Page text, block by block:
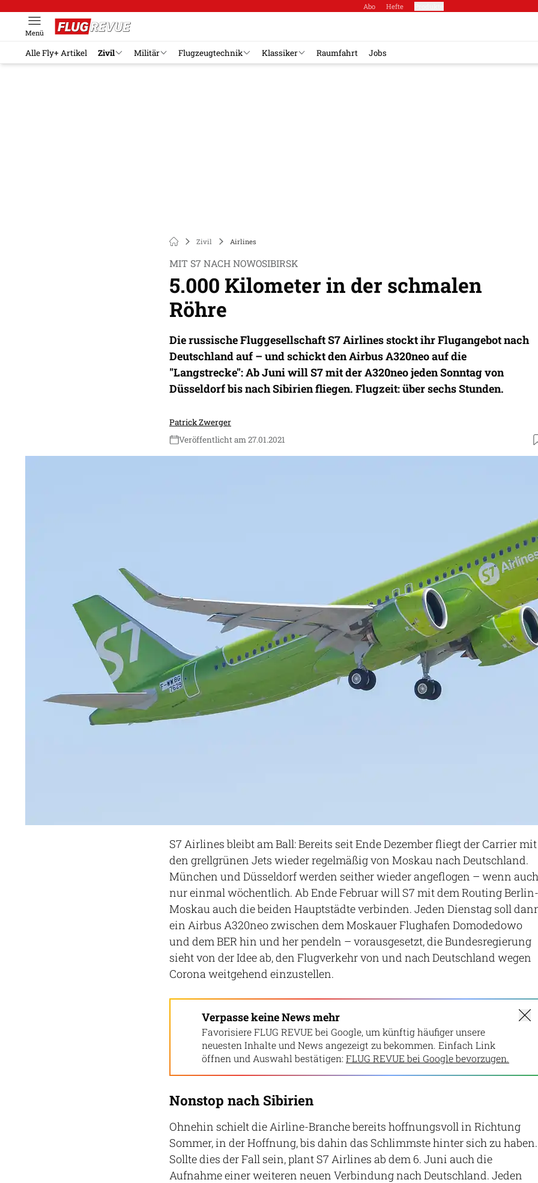
Abo Hefte
Menü
Alle Fly+ Artikel Zivil Militär Flugzeugtechnik Klassiker Raumfahrt Jobs
Zivil Airlines
MIT S7 NACH NOWOSIBIRSK
5.000 Kilometer in der schmalen
Röhre
Die russische Fluggesellschaft S7 Airlines stockt ihr Flugangebot nach
Deutschland auf – und schickt den Airbus A320neo auf die
"Langstrecke": Ab Juni will S7 mit der A320neo jeden Sonntag von
Düsseldorf bis nach Sibirien fliegen. Flugzeit: über sechs Stunden.
Patrick Zwerger
Veröffentlicht am 27.01.2021
S7 Airlines bleibt am Ball: Bereits seit Ende Dezember fliegt der Carrier mit
den grellgrünen Jets wieder regelmäßig von Moskau nach Deutschland.
München und Düsseldorf werden seither wieder angeflogen – wenn auch
nur einmal wöchentlich. Ab Ende Februar will S7 mit dem Routing Berlin-
Moskau auch die beiden Hauptstädte verbinden. Jeden Dienstag soll
ein Airbus A320neo zwischen dem Moskauer Flughafen Domodedowo
und dem BER hin und her pendeln – vorausgesetzt, die Bundesregierung
sieht von der Idee ab, den Flugverkehr von und nach Deutschland wegen
Corona weitgehend einzustellen.
Verpasse keine News mehr
Favorisiere FLUG REVUE bei Google, um künftig häufiger unsere
neuesten Inhalte und News angezeigt zu bekommen. Einfach Link
öffnen und Auswahl bestätigen: FLUG REVUE bei Google bevorzugen.
Nonstop nach Sibirien
Ohnehin schielt die Airline-Branche bereits hoffnungsvoll in Richtung
Sommer, in der Hoffnung, bis dahin das Schlimmste hinter sich zu haben.
Sollte dies der Fall sein, plant S7 Airlines ab dem 6. Juni auch die
Aufnahme einer weiteren neuen Verbindung nach Deutschland. Jeden